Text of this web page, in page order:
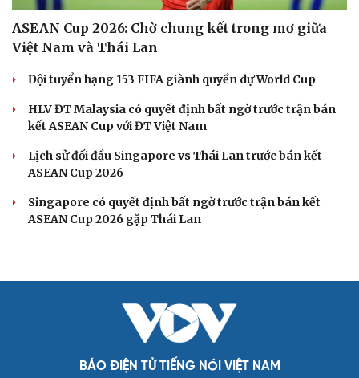
ASEAN Cup 2026: Chờ chung kết trong mơ giữa
Việt Nam và Thái Lan
Đội tuyển hạng 153 FIFA giành quyền dự World Cup
HLV ĐT Malaysia có quyết định bất ngờ trước trận bán
kết ASEAN Cup với ĐT Việt Nam
Lịch sử đối đầu Singapore vs Thái Lan trước bán kết
ASEAN Cup 2026
Singapore có quyết định bất ngờ trước trận bán kết
ASEAN Cup 2026 gặp Thái Lan
BÁO ĐIỆN TỬ TIẾNG NÓI VIỆT NAM